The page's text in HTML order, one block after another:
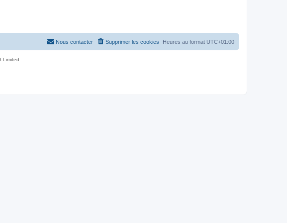
Heures au format UTC+01:00
Supprimer les cookies
Nous contacter
Limited